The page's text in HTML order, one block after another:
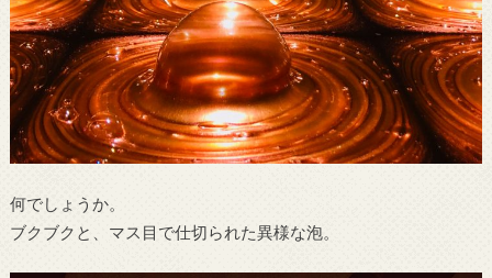
何でしょうか。
ブクブクと、マス目で仕切られた異様な泡。